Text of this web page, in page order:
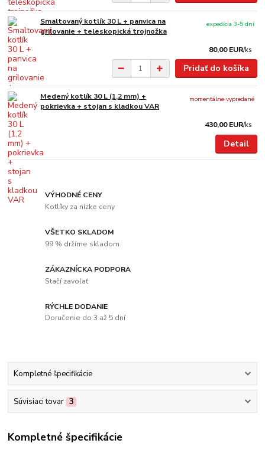
Smaltovaný kotlík 30 L + panvica na
grilovanie + teleskopická trojnožka
80,00 EUR/ks
expedícia 3-5 dní
Pridať do košíka
Medený kotlík 30 L (1,2 mm) +
pokrievka + stojan s kladkou VAR
430,00 EUR/ks
momentálne vypredané
Detail
VÝHODNÉ CENY
Kotlíky za nízke ceny
VŠETKO SKLADOM
99 % držíme skladom
ZÁKAZNÍCKA PODPORA
Stačí zavolať
RÝCHLE DODANIE
Doručenie do 3 až 5 dní
Kompletné špecifikácie
Súvisiaci tovar 3
Kompletné špecifikácie